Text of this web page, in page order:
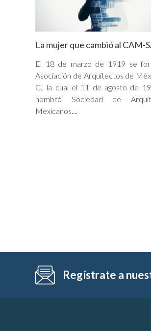
La mujer que cambió al CAM-
El 18 de marzo de 1919 se
Asociación de Arquitectos de
C., la cual el 11 de agosto de
nombró Sociedad de
Mexicanos....
Regístrate a